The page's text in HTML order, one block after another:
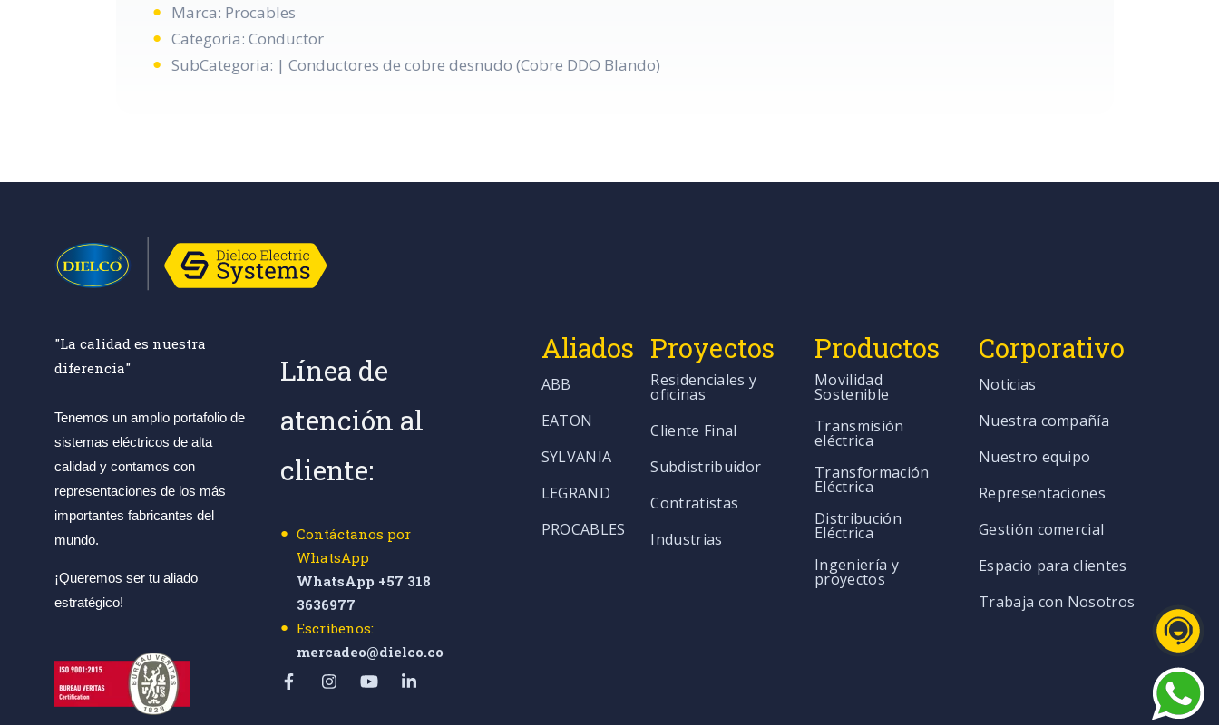
Marca: Procables
Categoria: Conductor
SubCategoria: | Conductores de cobre desnudo (Cobre DDO Blando)
"La calidad es nuestra
diferencia"
Tenemos un amplio portafolio de
sistemas eléctricos de alta
calidad y contamos con
representaciones de los más
importantes fabricantes del
mundo.
¡Queremos ser tu aliado
estratégico!
Línea de
atención al
cliente:
Contáctanos por
WhatsApp
WhatsApp +57 318
3636977
Escríbenos:
mercadeo@dielco.co
Aliados
ABB
EATON
SYLVANIA
LEGRAND
PROCABLES
Proyectos
Residenciales y
oficinas
Cliente Final
Subdistribuidor
Contratistas
Industrias
Productos
Movilidad
Sostenible
Transmisión
eléctrica
Transformación
Eléctrica
Distribución
Eléctrica
Ingeniería y
proyectos
Corporativo
Noticias
Nuestra compañía
Nuestro equipo
Representaciones
Gestión comercial
Espacio para clientes
Trabaja con Nosotros